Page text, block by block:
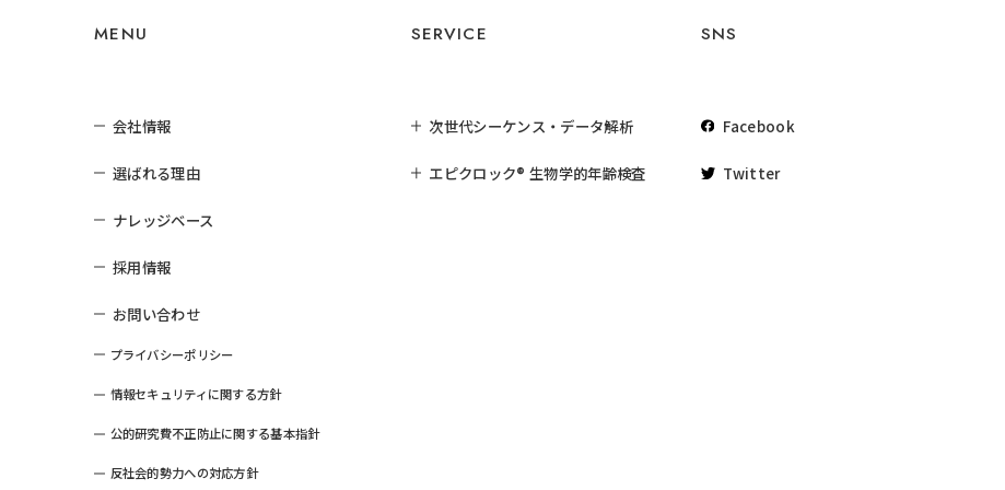
MENU
会社情報
選ばれる理由
ナレッジベース
採用情報
お問い合わせ
プライバシーポリシー
情報セキュリティに関する方針
公的研究費不正防止に関する基本指針
反社会的勢力への対応方針
SERVICE
次世代シーケンス・データ解析
エピクロック® 生物学的年齢検査
SNS
Facebook
Twitter